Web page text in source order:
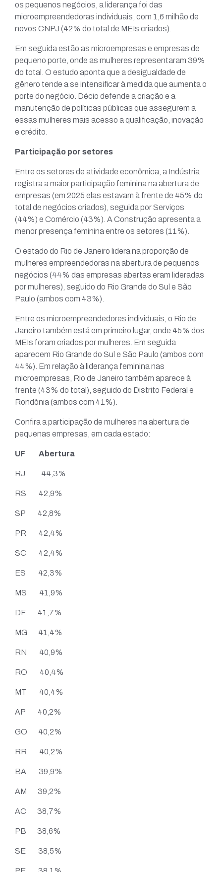
os pequenos negócios, a liderança foi das
microempreendedoras individuais, com 1,6 milhão de
novos CNPJ (42% do total de MEIs criados).
Em seguida estão as microempresas e empresas de
pequeno porte, onde as mulheres representaram 39%
do total. O estudo aponta que a desigualdade de
gênero tende a se intensificar à medida que aumenta o
porte do negócio. Décio defende a criação e a
manutenção de políticas públicas que assegurem a
essas mulheres mais acesso a qualificação, inovação
e crédito.
Participação por setores
Entre os setores de atividade econômica, a Indústria
registra a maior participação feminina na abertura de
empresas (em 2025 elas estavam à frente de 45% do
total de negócios criados), seguida por Serviços
(44%) e Comércio (43%). A Construção apresenta a
menor presença feminina entre os setores (11%).
O estado do Rio de Janeiro lidera na proporção de
mulheres empreendedoras na abertura de pequenos
negócios (44% das empresas abertas eram lideradas
por mulheres), seguido do Rio Grande do Sul e São
Paulo (ambos com 43%).
Entre os microempreendedores individuais, o Rio de
Janeiro também está em primeiro lugar, onde 45% dos
MEIs foram criados por mulheres. Em seguida
aparecem Rio Grande do Sul e São Paulo (ambos com
44%). Em relação à liderança feminina nas
microempresas, Rio de Janeiro também aparece à
frente (43% do total), seguido do Distrito Federal e
Rondônia (ambos com 41%).
Confira a participação de mulheres na abertura de
pequenas empresas, em cada estado:
UF Abertura
RJ 44,3%
RS 42,9%
SP 42,8%
PR 42,4%
SC 42,4%
ES 42,3%
MS 41,9%
DF 41,7%
MG 41,4%
RN 40,9%
RO 40,4%
MT 40,4%
AP 40,2%
GO 40,2%
RR 40,2%
BA 39,9%
AM 39,2%
AC 38,7%
PB 38,6%
SE 38,5%